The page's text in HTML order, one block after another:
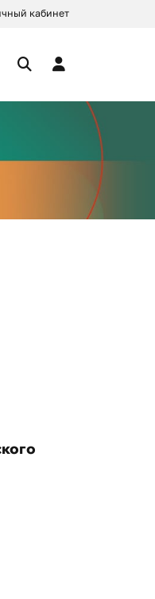
кабинет